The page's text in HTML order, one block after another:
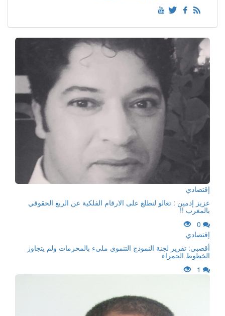
إقتصادي
عزيز إدمين : تعالو لنطلع على الارقام الفلكية عن الربع الحقوقي
بالمغرب !!
0
إقتصادي
أقصبي: تقرير لجنة النمودج التنموي مليء بالمحرمات ولم يتجاوز
الخطوط الحمراء
1